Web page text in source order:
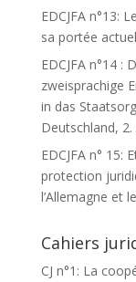
EDCJFA n°13:
sa portée
EDCJFA n°14 :
zweisprachige
in das
Deutschland,
EDCJFA n° 15:
protection
l’Allemagne et
Cahiers
CJ n°1: La